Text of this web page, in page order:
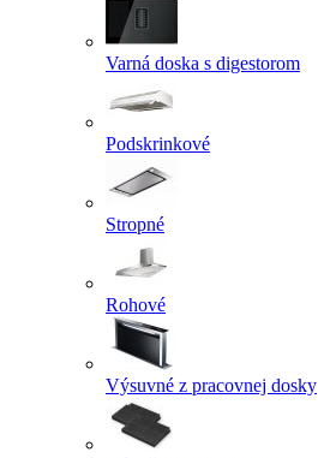
Varná doska s digestorom
Podskrinkové
Stropné
Rohové
Výsuvné z pracovnej dosky